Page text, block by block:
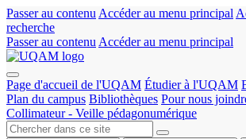
Passer au contenu Accéder au menu principal
recherche
Passer au contenu Accéder au menu principal
Page d'accueil de l'UQAM Étudier à l'UQAM
Plan du campus Bibliothèques Pour nous
Collimateur - Veille pédagonumérique